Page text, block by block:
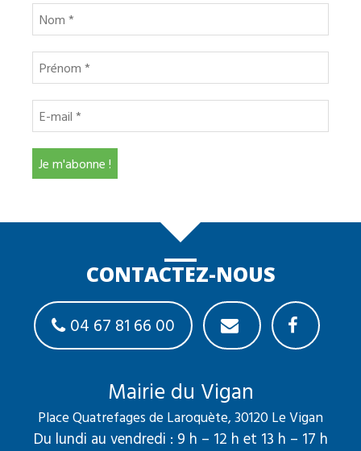
CONTACTEZ-NOUS
04 67 81 66 00
Mairie du Vigan
Place Quatrefages de Laroquète, 30120 Le Vigan
Du lundi au vendredi : 9 h – 12 h et 13 h – 17 h